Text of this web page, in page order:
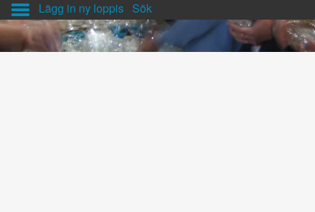
Lägg in ny loppis Sök